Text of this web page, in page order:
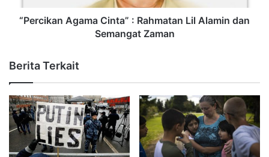
“Percikan Agama Cinta” : Rahmatan Lil Alamin dan
Semangat Zaman
Berita Terkait